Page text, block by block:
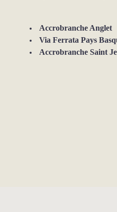
Accrobranche Anglet
Via Ferrata Pays
Accrobranche Saint